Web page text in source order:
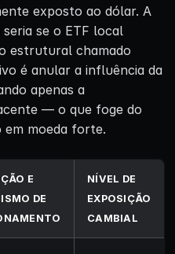
exposto ao dólar. A
se o ETF local
estrutural chamado
é anular a influência da
apenas a
— o que foge do
em moeda forte.
E
DE
NÍVEL DE
EXPOSIÇÃO
CAMBIAL